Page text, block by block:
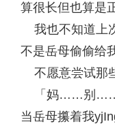
算很长但也算是
我也不知道上
不是岳母偷偷给
不愿意尝试那
「妈……别
当岳母攥着我